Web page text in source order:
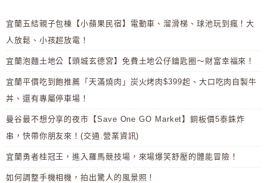
宜蘭五結親子包棟【小蘋果民宿】電動車、溜滑梯、球池玩到瘋！大
人放鬆、小孩超放電！
宜蘭泡麵土地公【頭城玄德宮】免費土地公仔鑰匙圈～財富幸福來！
宜蘭平價吃到飽推薦「天滿燒肉」炭火烤肉$399起、大口吃肉自製牛
丼、還有專屬停車場！
曼谷最不想分享的夜市【Save One GO Market】銅板價5泰銖炸
串，快帶你朋友來！(交通.營業資訊)
宜蘭勇者桂冠王，進入羅馬競技場，來場爆笑舒壓的體能冒險！
如何調整手機相機，拍出驚人的風景照！